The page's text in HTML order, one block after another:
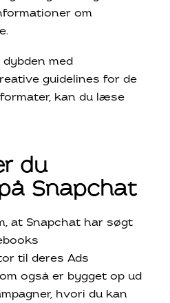
om
dybden med
guidelines for de
kan du læse
du
Snapchat
at Snapchat har søgt
til deres Ads
også er bygget op ud
hvori du kan